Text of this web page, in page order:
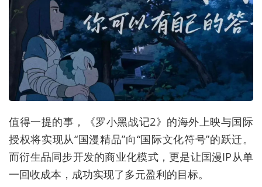
值得一提的事，《罗小黑战记2》的海外上映与国际
授权将实现从“国漫精品”向“国际文化符号”的跃迁。
而衍生品同步开发的商业化模式，更是让国漫IP从单
一回收成本，成功实现了多元盈利的目标。